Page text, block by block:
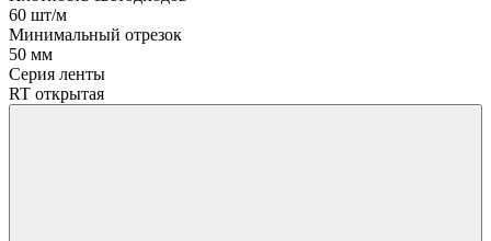
60 шт/м
Минимальный отрезок
50 мм
Серия ленты
RT открытая